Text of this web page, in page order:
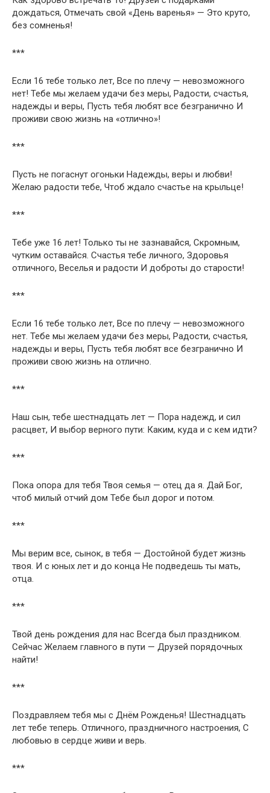
дождаться, Отмечать свой «День варенья» — Это круто,
без сомненья!
***
Если 16 тебе только лет, Все по плечу — невозможного
нет! Тебе мы желаем удачи без меры, Радости, счастья,
надежды и веры, Пусть тебя любят все безгранично И
проживи свою жизнь на «отлично»!
***
Пусть не погаснут огоньки Надежды, веры и любви!
Желаю радости тебе, Чтоб ждало счастье на крыльце!
***
Тебе уже 16 лет! Только ты не зазнавайся, Скромным,
чутким оставайся. Счастья тебе личного, Здоровья
отличного, Веселья и радости И доброты до старости!
***
Если 16 тебе только лет, Все по плечу — невозможного
нет. Тебе мы желаем удачи без меры, Радости, счастья,
надежды и веры, Пусть тебя любят все безгранично И
проживи свою жизнь на отлично.
***
Наш сын, тебе шестнадцать лет — Пора надежд, и сил
расцвет, И выбор верного пути: Каким, куда и с кем идти?
***
Пока опора для тебя Твоя семья — отец да я. Дай Бог,
чтоб милый отчий дом Тебе был дорог и потом.
***
Мы верим все, сынок, в тебя — Достойной будет жизнь
твоя. И с юных лет и до конца Не подведешь ты мать,
отца.
***
Твой день рождения для нас Всегда был праздником.
Сейчас Желаем главного в пути — Друзей порядочных
найти!
***
Поздравляем тебя мы с Днём Рожденья! Шестнадцать
лет тебе теперь. Отличного, праздничного настроения, С
любовью в сердце живи и верь.
***